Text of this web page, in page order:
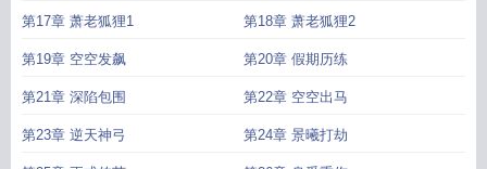
第17章 萧老狐狸1 第18章 萧老狐狸2
第19章 空空发飙 第20章 假期历练
第21章 深陷包围 第22章 空空出马
第23章 逆天神弓 第24章 景曦打劫